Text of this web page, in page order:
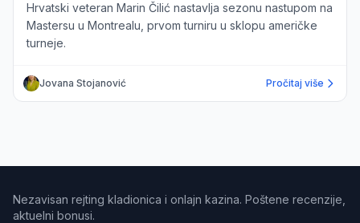
Hrvatski veteran Marin Čilić nastavlja sezonu nastupom na
Mastersu u Montrealu, prvom turniru u sklopu američke
turneje.
Jovana Stojanović Pročitaj više
Nezavisan rejting kladionica i onlajn kazina. Poštene recenzije,
aktuelni bonusi.